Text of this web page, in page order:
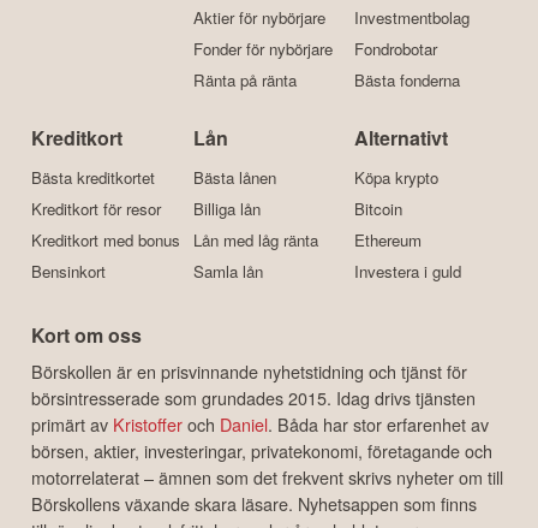
Aktier för nybörjare
Fonder för nybörjare
Ränta på ränta
Investmentbolag
Fondrobotar
Bästa fonderna
Kreditkort
Bästa kreditkortet
Kreditkort för resor
Kreditkort med bonus
Bensinkort
Lån
Bästa lånen
Billiga lån
Lån med låg ränta
Samla lån
Alternativt
Köpa krypto
Bitcoin
Ethereum
Investera i guld
Kort om oss
Börskollen är en prisvinnande nyhetstidning och tjänst för
börsintresserade som grundades 2015. Idag drivs tjänsten
primärt av Kristofferoch Daniel. Båda har stor erfarenhet av
börsen, aktier, investeringar, privatekonomi, företagande och
motorrelaterat – ämnen som det frekvent skrivs nyheter om till
Börskollens växande skara läsare. Nyhetsappen som finns